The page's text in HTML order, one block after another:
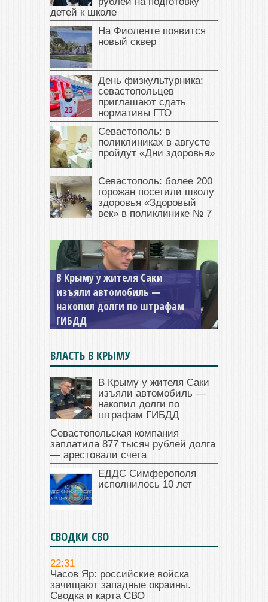
детей к школе
На Фиоленте появится
новый сквер
День физкультурника:
севастопольцев
приглашают сдать
нормативы ГТО
Севастополь: в
поликлиниках в августе
пройдут «Дни здоровья»
Севастополь: более 200
горожан посетили школу
здоровья «Здоровый
век» в поликлинике № 7
Севастопольская компания
заплатила 877 тысяч рублей
долга — арестовали счета
ВЛАСТЬ В КРЫМУ
В Крыму у жителя Саки
изъяли автомобиль —
накопил долги по
штрафам ГИБДД
Севастопольская компания
заплатила 877 тысяч рублей долга
— арестовали счета
ЕДДС Симферополя
исполнилось 10 лет
СВОДКИ СВО
22:31
Часов Яр: российские войска
зачищают западные окраины.
Сводка и карта СВО